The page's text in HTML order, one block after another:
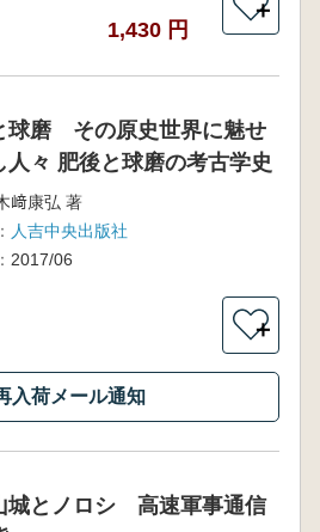
1,430 円
＋
球磨 その原史世界に魅せ
人々 肥後と球磨の考古学史
﨑康弘 著
人吉中央出版社
2017/06
＋
入荷メール通知
城とノロシ 高速軍事通信